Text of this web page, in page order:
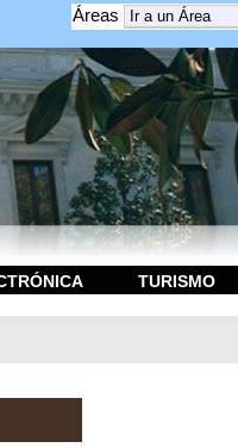
Áreas
TURISMO